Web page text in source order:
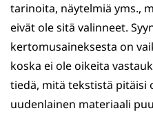
tarinoita, näytelmiä yms.,
eivät ole sitä valinneet.
kertomusaineksesta on
koska ei ole oikeita
tiedä, mitä tekstistä pitäisi
uudenlainen materiaali